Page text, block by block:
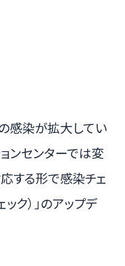
感染が拡大してい
ンセンターでは変
する形で感染チェ
ク）」のアップデ